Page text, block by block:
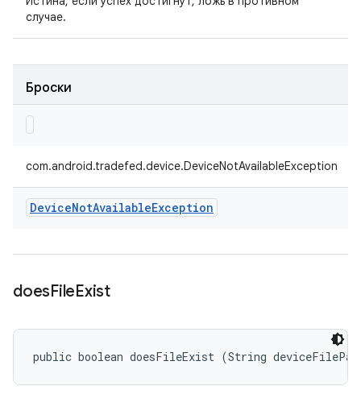
случае.
Броски
com.android.tradefed.device.DeviceNotAvailableException
DeviceNotAvailableException
doesFileExist
public boolean doesFileExist (String